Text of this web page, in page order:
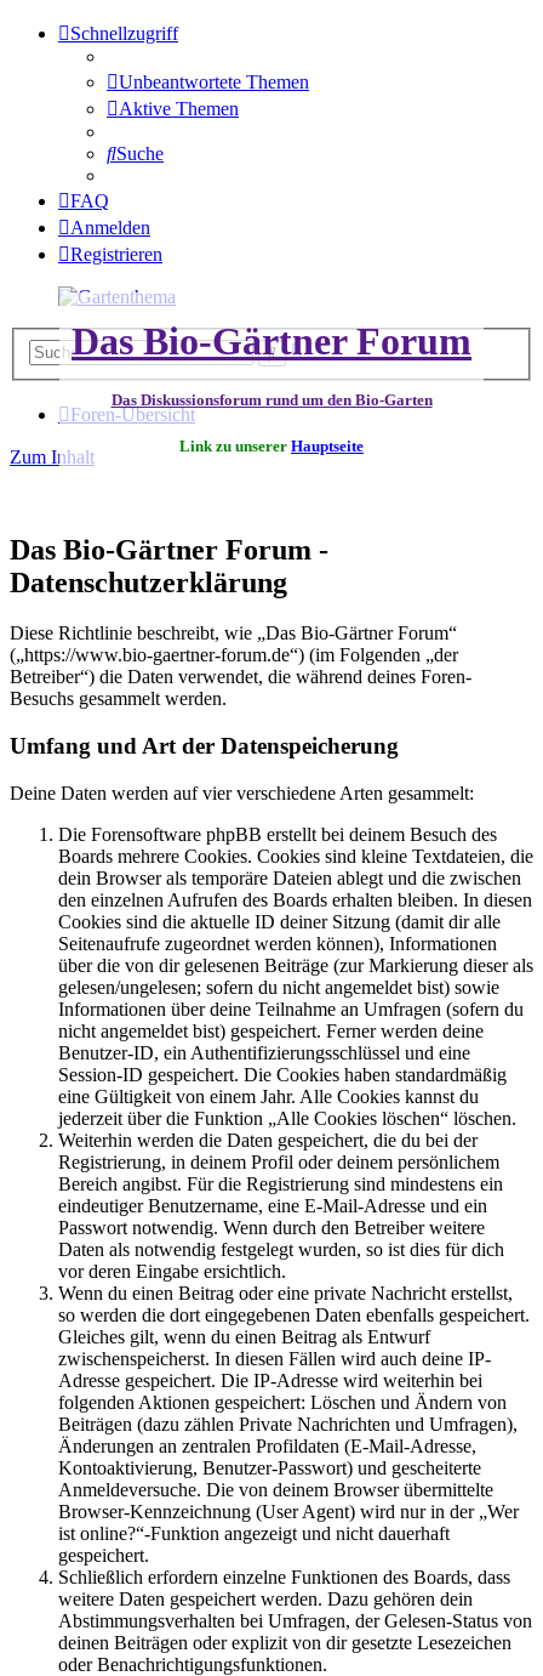
Schnellzugriff
Unbeantwortete Themen
Aktive Themen
Suche
FAQ
Anmelden
Registrieren
Das Bio-Gärtner Forum
Das Diskussionsforum rund um den Bio-Garten
Link zu unserer Hauptseite
SucheErweiterte
Foren-Übersicht
Zum Inhalt
Das Bio-Gärtner Forum -
Datenschutzerklärung
Diese Richtlinie beschreibt, wie „Das Bio-Gärtner Forum“
(„https://www.bio-gaertner-forum.de“) (im Folgenden „der
Betreiber“) die Daten verwendet, die während deines Foren-
Besuchs gesammelt werden.
Umfang und Art der Datenspeicherung
Deine Daten werden auf vier verschiedene Arten gesammelt:
Die Forensoftware phpBB erstellt bei deinem Besuch des
Boards mehrere Cookies. Cookies sind kleine Textdateien, die
dein Browser als temporäre Dateien ablegt und die zwischen
den einzelnen Aufrufen des Boards erhalten bleiben. In diesen
Cookies sind die aktuelle ID deiner Sitzung (damit dir alle
Seitenaufrufe zugeordnet werden können), Informationen
über die von dir gelesenen Beiträge (zur Markierung dieser als
gelesen/ungelesen; sofern du nicht angemeldet bist) sowie
Informationen über deine Teilnahme an Umfragen (sofern du
nicht angemeldet bist) gespeichert. Ferner werden deine
Benutzer-ID, ein Authentifizierungsschlüssel und eine
Session-ID gespeichert. Die Cookies haben standardmäßig
eine Gültigkeit von einem Jahr. Alle Cookies kannst du
jederzeit über die Funktion „Alle Cookies löschen“ löschen.
Weiterhin werden die Daten gespeichert, die du bei der
Registrierung, in deinem Profil oder deinem persönlichem
Bereich angibst. Für die Registrierung sind mindestens ein
eindeutiger Benutzername, eine E-Mail-Adresse und ein
Passwort notwendig. Wenn durch den Betreiber weitere
Daten als notwendig festgelegt wurden, so ist dies für dich
vor deren Eingabe ersichtlich.
Wenn du einen Beitrag oder eine private Nachricht erstellst,
so werden die dort eingegebenen Daten ebenfalls gespeichert.
Gleiches gilt, wenn du einen Beitrag als Entwurf
zwischenspeicherst. In diesen Fällen wird auch deine IP-
Adresse gespeichert. Die IP-Adresse wird weiterhin bei
folgenden Aktionen gespeichert: Löschen und Ändern von
Beiträgen (dazu zählen Private Nachrichten und Umfragen),
Änderungen an zentralen Profildaten (E-Mail-Adresse,
Kontoaktivierung, Benutzer-Passwort) und gescheiterte
Anmeldeversuche. Die von deinem Browser übermittelte
Browser-Kennzeichnung (User Agent) wird nur in der „Wer
ist online?“-Funktion angezeigt und nicht dauerhaft
gespeichert.
Schließlich erfordern einzelne Funktionen des Boards, dass
weitere Daten gespeichert werden. Dazu gehören dein
Abstimmungsverhalten bei Umfragen, der Gelesen-Status von
deinen Beiträgen oder explizit von dir gesetzte Lesezeichen
oder Benachrichtigungsfunktionen.